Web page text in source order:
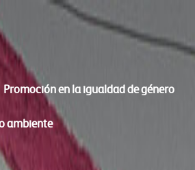
Promoción en la igualdad de género
ambiente